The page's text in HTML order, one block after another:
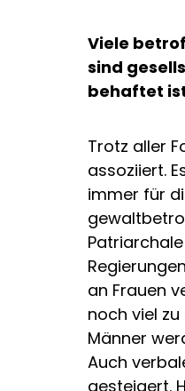
Viele
sind
behaftet
Trotz aller
assoziiert.
immer für
an Frauen
noch viel
Männer
Auch
gesteigert.